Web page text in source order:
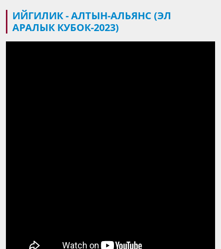
ИЙГИЛИК - АЛТЫН-АЛЬЯНС (ЭЛ
АРАЛЫК КУБОК-2023)